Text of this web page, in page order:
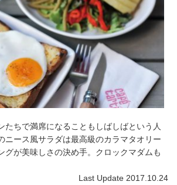
たちで満席になることもしばしばという人
ニース風サラダは最高級のカラマタオリー
グが美味しさの決め手。クロックマダムも
Last Update 2017.10.24